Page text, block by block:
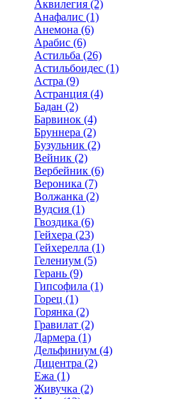
Аквилегия (2)
Анафалис (1)
Анемона (6)
Арабис (6)
Астильба (26)
Астильбоидес (1)
Астра (9)
Астранция (4)
Бадан (2)
Барвинок (4)
Бруннера (2)
Бузульник (2)
Вейник (2)
Вербейник (6)
Вероника (7)
Волжанка (2)
Вудсия (1)
Гвоздика (6)
Гейхера (23)
Гейхерелла (1)
Гелениум (5)
Герань (9)
Гипсофила (1)
Горец (1)
Горянка (2)
Гравилат (2)
Дармера (1)
Дельфиниум (4)
Дицентра (2)
Ежа (1)
Живучка (2)